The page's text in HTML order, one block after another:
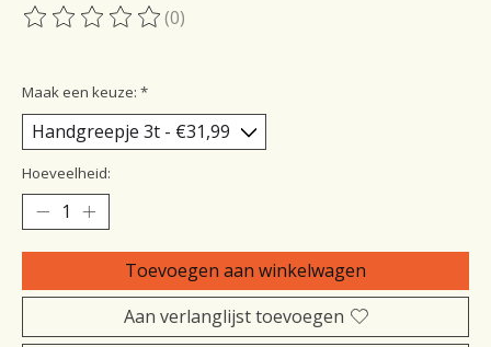
De beoordeling van dit product is
(0)
Maak een keuze: *
Hoeveelheid:
Toevoegen aan winkelwagen
Aan verlanglijst toevoegen